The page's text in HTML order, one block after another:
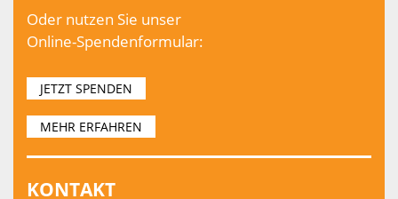
Oder nutzen Sie unser
Online-Spendenformular:
JETZT SPENDEN
MEHR ERFAHREN
KONTAKT